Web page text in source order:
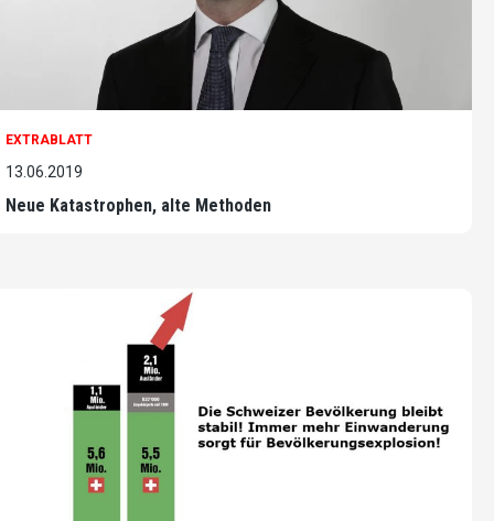
EXTRABLATT
13.06.2019
Neue Katastrophen, alte Methoden